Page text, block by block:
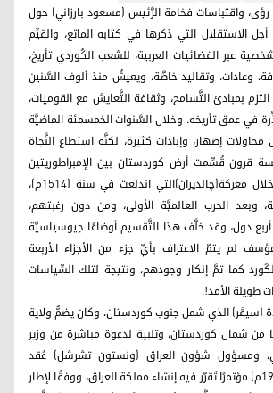
رؤى، واقتباسات فخامة الرَّئيس (مسعود بارزاني) حول
الاستقلال التي ذكرها في كتابه الماتع، والقيِّم
عبر الفضائيات العربية، للشعب الكُوردي تأريخ،
وعادات، وتقاليد خاصَّة، ويعيشُ منذ ألوف السَّنين
بمبادئ التَّسامح، وثقافة التَّعايش مع القوميات،
في عمق تأريخه. وخلال السَّنوات الخمسمئة الماضيَّة
إصهار، وإبادات كثيرة، لكنَّه استطاع النَّجاة
قرون قُسِّمت أرض كوردستان بين الإمبراطوريتين
العُثمانيَّة، والصَّفوية خلال معركة(چالديران)التي اندلعت في سنة (1514م)،
وبعد الحرب العالميَّة الأولى، ومن دون رغبتهم،
دول، وقد خلَّف هذا التَّقسيم أوضاعًا جيوسياسيَّة
لم يتمّ الاعتراف بأيِّ جزء من الأجزاء الأربعة
كما تمَّ إنكار وجودهم، ونتيجة لتلك السِّياسات
طويلة الأمد!.
(سيڤر) الذي شمل جنوب كوردستان، وكان يضمُّ ولاية
من شمال كوردستان، وتلبية لدعوة مباشرة من وزير
ومسؤول شؤون العراق (ونستون تشرشل) عُقد
بالقاهرة في سنة (1921م) مؤتمرًا تَقرّر فيه إنشاء مملكة العراق، ووفقًا لإطار